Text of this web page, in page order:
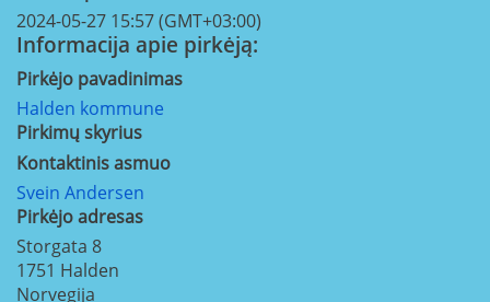
2024-05-27 15:57 (GMT+03:00)
Informacija apie pirkėją:
Pirkėjo pavadinimas
Halden kommune
Pirkimų skyrius
Kontaktinis asmuo
Svein Andersen
Pirkėjo adresas
Storgata 8
1751 Halden
Norvegija